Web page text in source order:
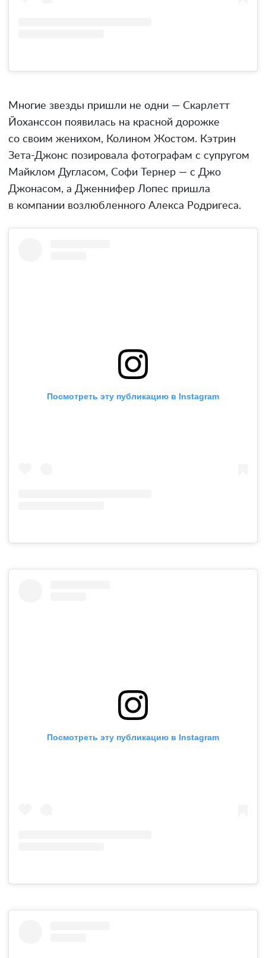
Многие звезды пришли не одни — Скарлетт
Йоханссон появилась на красной дорожке
со своим женихом, Колином Жостом. Кэтрин
Зета-Джонс позировала фотографам с супругом
Майклом Дугласом, Софи Тернер — с Джо
Джонасом, а Дженнифер Лопес пришла
в компании возлюбленного Алекса Родригеса.
Посмотреть эту публикацию в Instagram
Посмотреть эту публикацию в Instagram